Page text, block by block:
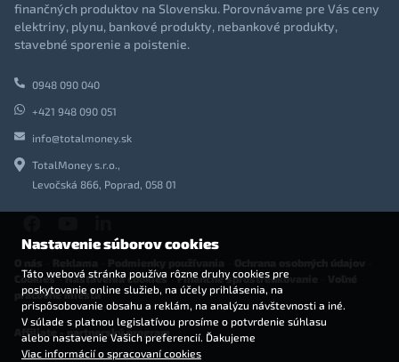
finančných produktov na Slovensku. Porovnávame pre Vás ceny
elektriny, plynu, bankové produkty, nebankové produkty,
stavebné sporenie a poistenie.
0948 090 040
+421 948 090 051
info@totalmoney.sk
TotalMoney s.r.o.,
Levočská 866, Poprad, 058 01
Cookies-Nastavenia cookies -Finančné sprostredkovanie
pracovné miesta
Affiliate - partnerský program
Nastavenie súborov cookies
Táto webová stránka používa rôzne druhy cookies pre
poskytovanie online služieb, na účely prihlásenia, na
prispôsobovanie obsahu a reklám, na analýzu návštevnosti a iné.
V súlade s platnou legislatívou prosíme o potvrdenie súhlasu
alebo nastavenie Vašich preferencií. Ďakujeme
Viac informácií o spracovaní cookies